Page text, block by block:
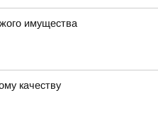
имущества
качеству